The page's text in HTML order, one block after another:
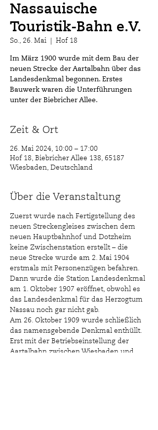
Nassauische
Touristik-Bahn e.V.
So., 26. Mai
  |
Hof 18
Im März 1900 wurde mit dem Bau der
neuen Strecke der Aartalbahn über das
Landesdenkmal begonnen. Erstes
Bauwerk waren die Unterführungen
unter der Biebricher Allee.
Zeit & Ort
26. Mai 2024, 10:00 – 17:00
Hof 18, Biebricher Allee 138, 65187
Wiesbaden, Deutschland
Über die Veranstaltung
Zuerst wurde nach Fertigstellung des
neuen Streckengleises zwischen dem
neuen Hauptbahnhof und Dotzheim
keine Zwischenstation erstellt – die
neue Strecke wurde am 2. Mai 1904
erstmals mit Personenzügen befahren.
Dann wurde die Station Landesdenkmal
am 1. Oktober 1907 eröffnet, obwohl es
das Landesdenkmal für das Herzogtum
Nassau noch gar nicht gab.
Am 26. Oktober 1909 wurde schließlich
das namensgebende Denkmal enthüllt.
Erst mit der Betriebseinstellung der
Aartalbahn zwischen Wiesbaden und